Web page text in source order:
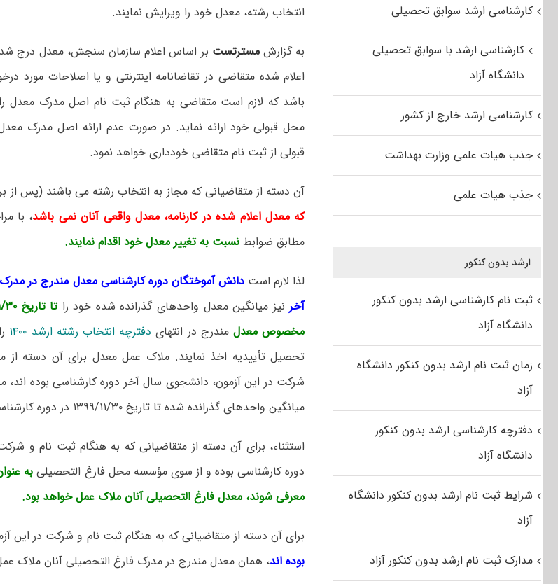
انتخاب رشته، معدل خود را ویرایش نمایند.
به گزارشمسترتست
اعلام شده متقاضی در تقاضانامه اینترنتی و یا اصلاحات مورد
باشد که لازم است متقاضی به هنگام ثبت نام اصل مدرک معدل
محل قبولی خود ارائه نماید. در صورت عدم ارائه اصل مدرک
قبولی از ثبت نام متقاضی خودداری خواهد نمود.
آن دسته از متقاضیانی که مجاز به انتخاب رشته می باشند (پس از
که معدل اعلام شده در کارنامه، معدل واقعی آنان نمی باشد، با
مطابق ضوابطنسبت به تغییر معدل خود اقدام نمایند.
لذا لازم استدانش آموختگان دوره کارشناسی معدل مندرج در
آخر نیز میانگین معدل واحدهای گذرانده شده خود راتا تاریخ ۱۳۹۹/۱۱/۳۰
مخصوص معدل مندرج در انتهایدفترچه انتخاب رشته ارشد ۱۴۰۰
تحصیل تأییدیه اخذ نمایند. ملاک عمل معدل برای آن دسته از
شرکت در این آزمون، دانشجوی سال آخر دوره کارشناسی بوده اند،
میانگین واحدهای گذرانده شده تا تاریخ ۱۳۹۹/۱۱/۳۰ در دوره کارشناسی می باشد.
استثناء، برای آن دسته از متقاضیانی که به هنگام ثبت نام و
دوره کارشناسی بوده و از سوی مؤسسه محل فارغ التحصیلیبه
معرفی شوند، معدل فارغ التحصیلی آنان ملاک عمل خواهد بود.
برای آن دسته از متقاضیانی که به هنگام ثبت نام و شرکت در این
بوده اند، همان معدل مندرج در مدرک فارغ التحصیلی آنان ملاک
کارشناسی ارشد سوابق تحصیلی
کارشناسی ارشد با سوابق تحصیلی
دانشگاه آزاد
کارشناسی ارشد خارج از کشور
جذب هیات علمی وزارت بهداشت
جذب هیات علمی
ارشد بدون کنکور
ثبت نام کارشناسی ارشد بدون کنکور
دانشگاه آزاد
زمان ثبت نام ارشد بدون کنکور دانشگاه
آزاد
دفترچه کارشناسی ارشد بدون کنکور
دانشگاه آزاد
شرایط ثبت نام ارشد بدون کنکور دانشگاه
آزاد
مدارک ثبت نام ارشد بدون کنکور آزاد